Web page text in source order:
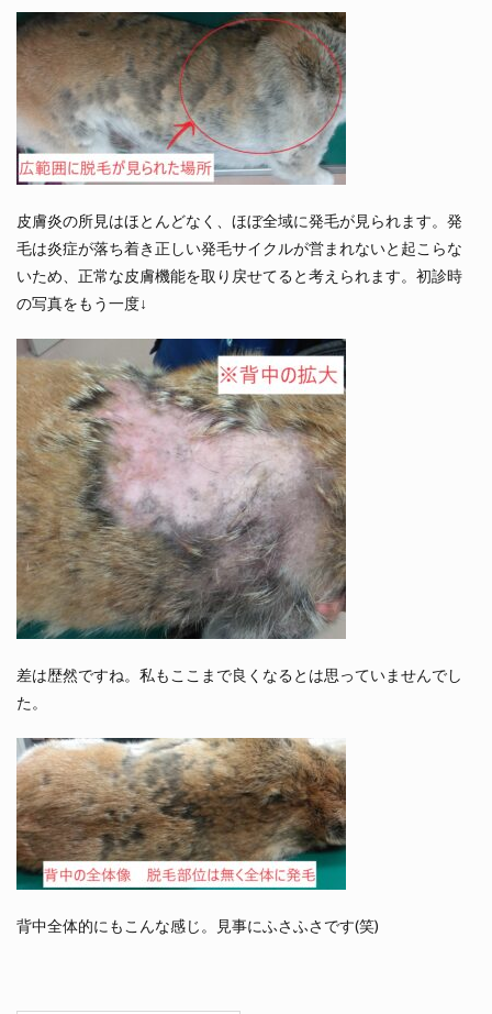
皮膚炎の所見はほとんどなく、ほぼ全域に発毛が見られます。発
毛は炎症が落ち着き正しい発毛サイクルが営まれないと起こらな
いため、正常な皮膚機能を取り戻せてると考えられます。初診時
の写真をもう一度↓
差は歴然ですね。私もここまで良くなるとは思っていませんでし
た。
背中全体的にもこんな感じ。見事にふさふさです(笑)